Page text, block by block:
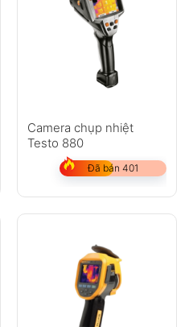
Camera chụp nhiệt
Testo 880
Đã bán 401